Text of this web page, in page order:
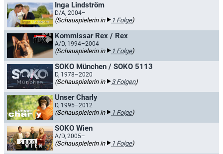
Inga Lindström
D/A, 2004–
(Schauspielerin in 1 Folge)
Kommissar Rex / Rex
A/D, 1994–2004
(Schauspielerin in 1 Folge)
SOKO München / SOKO 5113
D, 1978–2020
(Schauspielerin in 3 Folgen)
Unser Charly
D, 1995–2012
(Schauspielerin in 1 Folge)
SOKO Wien
A/D, 2005–
(Schauspielerin in 1 Folge)